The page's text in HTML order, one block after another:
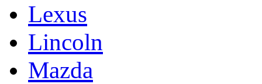
Lexus
Lincoln
Mazda